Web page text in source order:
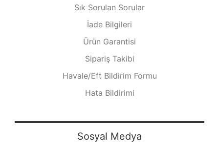
Sık Sorulan Sorular
İade Bilgileri
Ürün Garantisi
Sipariş Takibi
Havale/Eft Bildirim Formu
Hata Bildirimi
Sosyal Medya